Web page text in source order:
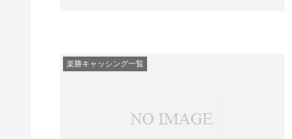
楽勝キャッシング一覧